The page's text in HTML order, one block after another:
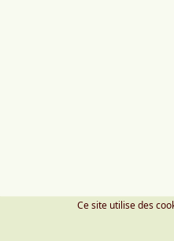
Ce site utilise des